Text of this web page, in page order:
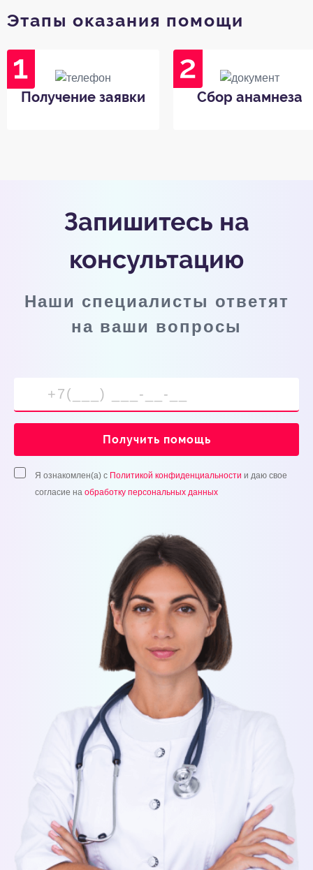
Этапы оказания помощи
Получение заявки Сбор анамнеза
Запишитесь на
консультацию
Наши специалисты ответят
на ваши вопросы
Получить помощь
Я ознакомлен(а) с Политикой конфиденциальности и даю свое
согласие на обработку персональных данных